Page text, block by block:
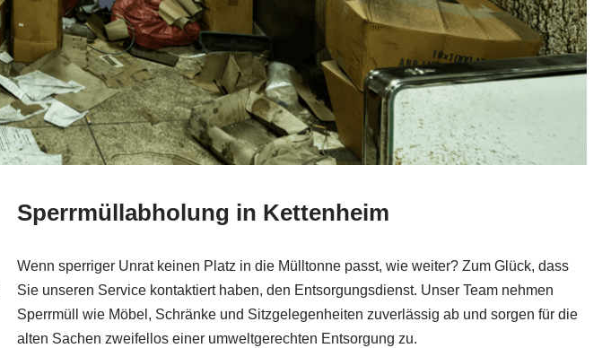
Sperrmüllabholung in Kettenheim
Wenn sperriger Unrat keinen Platz in die Mülltonne passt, wie weiter? Zum Glück, dass
Sie unseren Service kontaktiert haben, den Entsorgungsdienst. Unser Team nehmen
Sperrmüll wie Möbel, Schränke und Sitzgelegenheiten zuverlässig ab und sorgen für die
alten Sachen zweifellos einer umweltgerechten Entsorgung zu.